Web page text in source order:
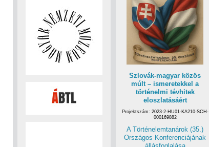
Szlovák-magyar közös
múlt – ismeretekkel a
történelmi tévhitek
eloszlatásáért
Projektszám: 2023-2-HU01-KA210-SCH-
000169882
A Történelemtanárok (35.)
Országos Konferenciájának